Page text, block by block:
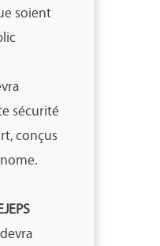
soient
sécurité
conçus
devra